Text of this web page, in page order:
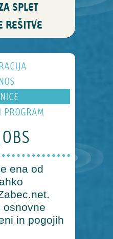
SPLET
REŠITVE
PROGRAM
ena od
osnovne
in pogojih